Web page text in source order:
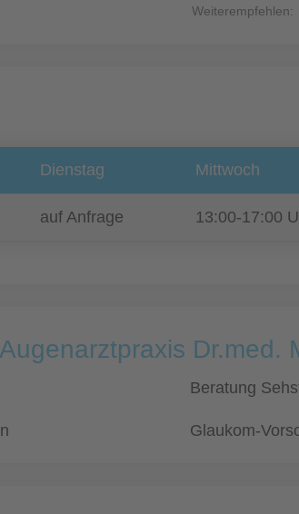
Weiterempfehlen:
Dienstag Mittwoch
auf Anfrage 13:00-17:00
Dr.med.
Beratung
Glaukom-